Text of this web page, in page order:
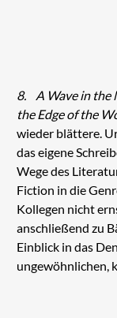
8. A Wave in the
the Edge of the
wieder blättere.
das eigene
Wege des
Fiction in die
Kollegen nicht
anschließend zu
Einblick in das
ungewöhnlichen,